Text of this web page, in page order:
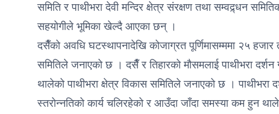
समिति र पाथीभरा देवी मन्दिर क्षेत्र संरक्षण तथा सम्वद्र्धन
सहयोगीले भूमिका खेल्दै आएका छन् ।
दसैँको अवधि घटस्थापनादेखि कोजाग्रत पूर्णिमासम्ममा २५
समितिले जनाएको छ । दसैँ र तिहारको मौसमलाई पाथीभरा
थालेको पाथीभरा क्षेत्र विकास समितिले जनाएको छ ।
स्तरोन्नतिको कार्य चलिरहेको र आउँदा जाँदा समस्या कम हुन